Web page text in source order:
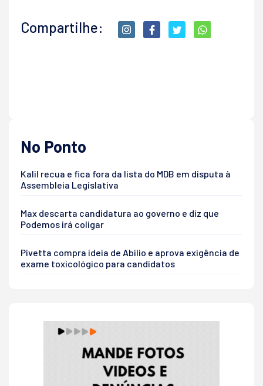
Compartilhe:
No Ponto
Kalil recua e fica fora da lista do MDB em disputa à
Assembleia Legislativa
Max descarta candidatura ao governo e diz que
Podemos irá coligar
Pivetta compra ideia de Abilio e aprova exigência de
exame toxicológico para candidatos